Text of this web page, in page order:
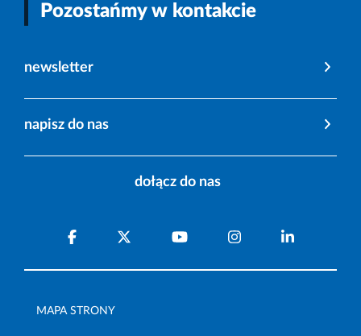
Pozostańmy w kontakcie
newsletter
napisz do nas
dołącz do nas
MAPA STRONY